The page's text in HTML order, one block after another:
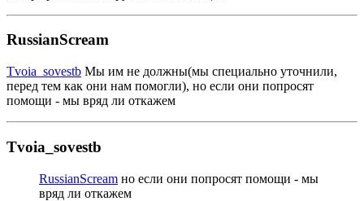
RussianScream
Tvoia_sovestb Мы им не должны(мы специально уточнили,
перед тем как они нам помогли), но если они попросят
помощи - мы вряд ли откажем
Tvoia_sovestb
RussianScream но если они попросят помощи - мы
вряд ли откажем